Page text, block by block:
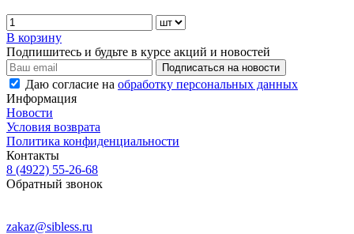
В корзину
Подпишитесь и будьте в курсе акций и новостей
Даю согласие на обработку персональных данных
Информация
Новости
Условия возврата
Политика конфиденциальности
Контакты
8 (4922) 55-26-68
Обратный звонок
zakaz@sibless.ru